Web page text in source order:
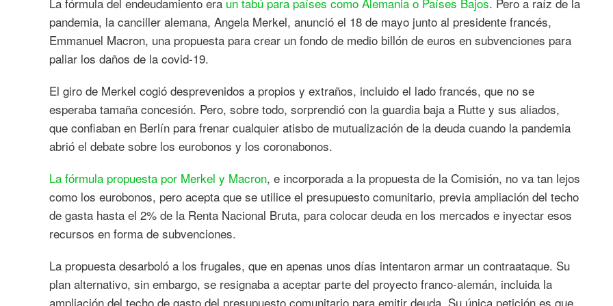
pandemia, la canciller alemana, Angela Merkel, anunció el 18 de mayo junto al presidente francés,
Emmanuel Macron, una propuesta para crear un fondo de medio billón de euros en subvenciones para
paliar los daños de la covid-19.
El giro de Merkel cogió desprevenidos a propios y extraños, incluido el lado francés, que no se
esperaba tamaña concesión. Pero, sobre todo, sorprendió con la guardia baja a Rutte y sus aliados,
que confiaban en Berlín para frenar cualquier atisbo de mutualización de la deuda cuando la pandemia
abrió el debate sobre los eurobonos y los coronabonos.
La fórmula propuesta por Merkel y Macron, e incorporada a la propuesta de la Comisión, no va tan lejos
como los eurobonos, pero acepta que se utilice el presupuesto comunitario, previa ampliación del techo
de gasta hasta el 2% de la Renta Nacional Bruta, para colocar deuda en los mercados e inyectar esos
recursos en forma de subvenciones.
La propuesta desarboló a los frugales, que en apenas unos días intentaron armar un contraataque. Su
plan alternativo, sin embargo, se resignaba a aceptar parte del proyecto franco-alemán, incluida la
ampliación del techo de gasto del presupuesto comunitario para emitir deuda. Su única petición es que